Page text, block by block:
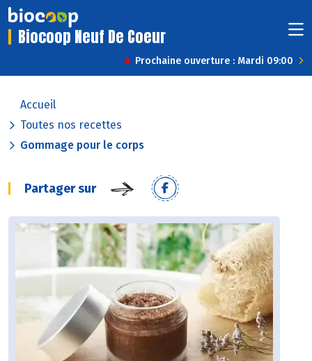
Biocoop Neuf De Coeur
Prochaine ouverture : Mardi 09:00
Accueil
Toutes nos recettes
Gommage pour le corps
Partager sur